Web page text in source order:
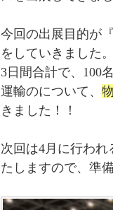
今回の出展目的が
をしていきました。
3日間合計で、100
運輸のについて、
きました！！
次回は4月に行われ
たしますので、準